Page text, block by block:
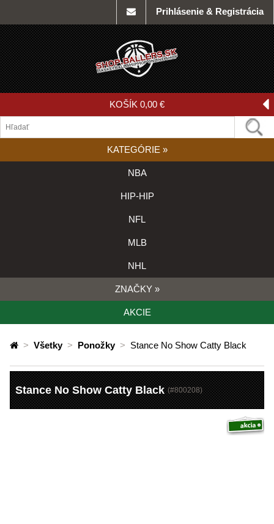
Prihlásenie & Registrácia
KOŠÍK 0,00 €
KATEGÓRIE »
NBA
HIP-HIP
NFL
MLB
NHL
ZNAČKY »
AKCIE
> Všetky > Ponožky > Stance No Show Catty Black
Stance No Show Catty Black (#800208)